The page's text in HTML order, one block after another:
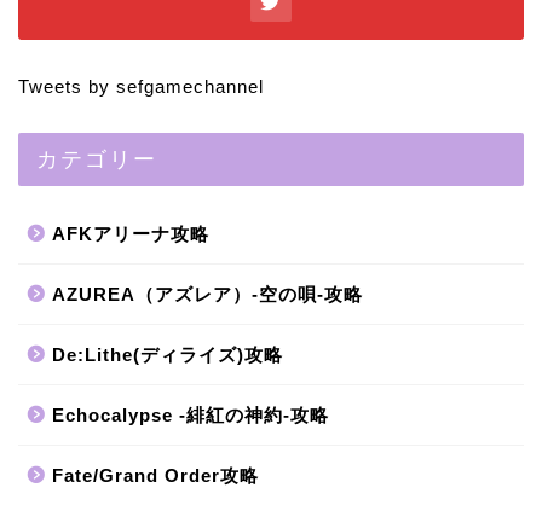
Tweets by sefgamechannel
カテゴリー
AFKアリーナ攻略
AZUREA（アズレア）-空の唄-攻略
De:Lithe(ディライズ)攻略
Echocalypse -緋紅の神約-攻略
Fate/Grand Order攻略